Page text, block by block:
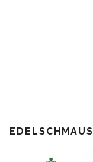
EDELSCHMAUS